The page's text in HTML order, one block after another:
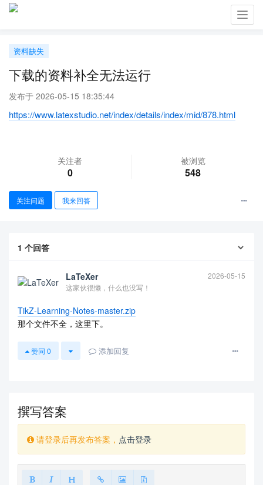
资料缺失
下载的资料补全无法运行
发布于 2026-05-15 18:35:44
https://www.latexstudio.net/index/details/index/mid/878.html
关注者
0
被浏览
548
关注问题 我来回答
1 个回答
LaTeXer
2026-05-15
这家伙很懒，什么也没写！
TikZ-Learning-Notes-master.zip
那个文件不全，这里下。
赞同 0 添加回复
撰写答案
请登录后再发布答案， 点击登录